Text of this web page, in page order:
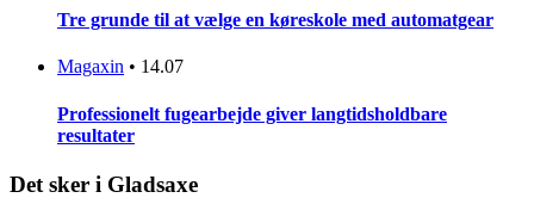
Tre grunde til at vælge en køreskole med automatgear
Magaxin • 14.07
Professionelt fugearbejde giver langtidsholdbare
resultater
Det sker i Gladsaxe